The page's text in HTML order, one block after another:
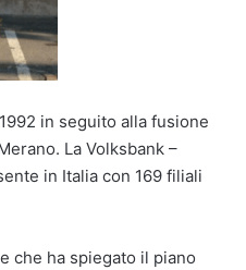
in seguito alla fusione
La Volksbank –
in Italia con 169 filiali
che ha spiegato il piano